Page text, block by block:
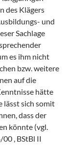
des Klägers
und
Sachlage
es ihm nicht
bzw. weitere
auf die
hätte
lässt sich somit
dass der
könnte (vgl.
, BStBl II